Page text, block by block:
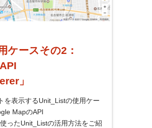
ケースその2：
」
を表示するUnit_Listの使用ケー
MapのAPI
ったUnit_Listの活用方法をご紹